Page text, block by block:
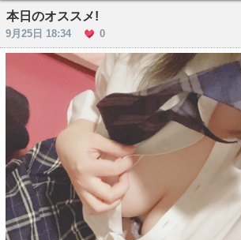
本日のオススメ!
9月25日 18:34 0